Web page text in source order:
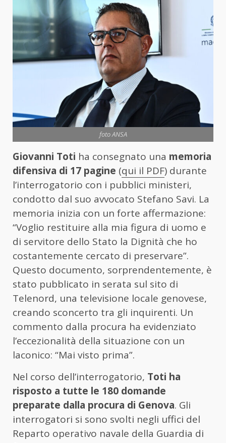
foto ANSA
Giovanni Toti ha consegnato una memoria
difensiva di 17 pagine (qui il PDF) durante
l’interrogatorio con i pubblici ministeri,
condotto dal suo avvocato Stefano Savi. La
memoria inizia con un forte affermazione:
“Voglio restituire alla mia figura di uomo e
di servitore dello Stato la Dignità che ho
costantemente cercato di preservare”.
Questo documento, sorprendentemente, è
stato pubblicato in serata sul sito di
Telenord, una televisione locale genovese,
creando sconcerto tra gli inquirenti. Un
commento dalla procura ha evidenziato
l’eccezionalità della situazione con un
laconico: “Mai visto prima”.
Nel corso dell’interrogatorio, Toti ha
risposto a tutte le 180 domande
preparate dalla procura di Genova. Gli
interrogatori si sono svolti negli uffici del
Reparto operativo navale della Guardia di